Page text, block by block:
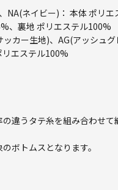
NA(ネイビー)： 本体 ポリ
、裏地 ポリエステル100%
ー生地)、AG(アッシュグ
エステル100%
違うタテ糸を組み合わせて
ボトムスとなります。